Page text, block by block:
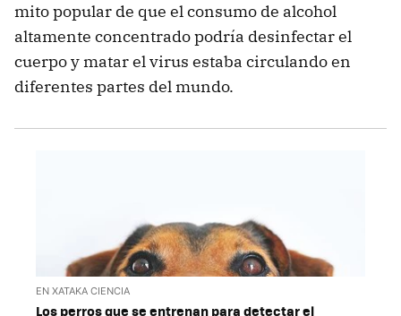
mito popular de que el consumo de alcohol
altamente concentrado podría desinfectar el
cuerpo y matar el virus estaba circulando en
diferentes partes del mundo.
EN XATAKA CIENCIA
Los perros que se entrenan para detectar el